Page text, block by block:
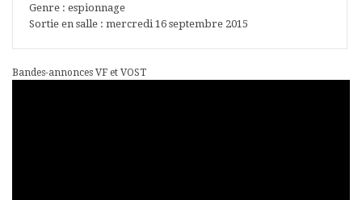
Genre : espionnage
Sortie en salle : mercredi 16 septembre 2015
Bandes-annonces VF et VOST